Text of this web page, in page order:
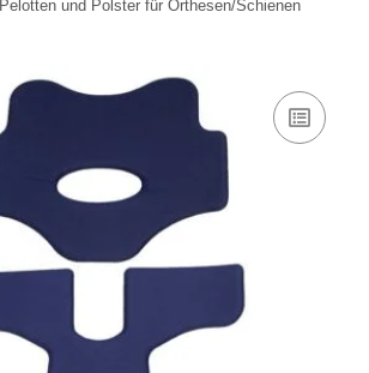
Pelotten und Polster für Orthesen/Schienen